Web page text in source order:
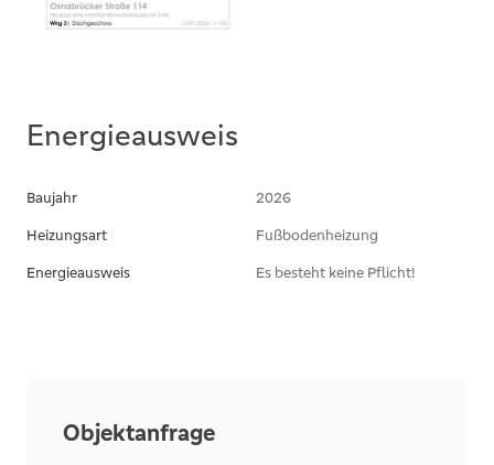
Energieausweis
Baujahr
2026
Heizungsart
Fußbodenheizung
Energieausweis
Es besteht keine Pflicht!
Objektanfrage